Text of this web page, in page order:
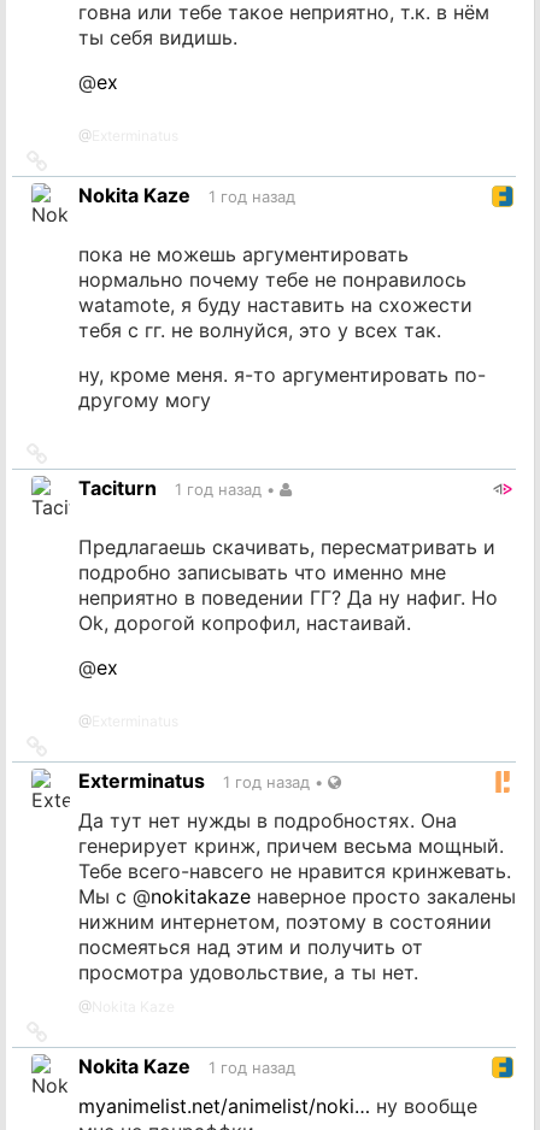
говна или тебе такое неприятно, т.к. в нём
ты себя видишь.
@ex
@
на
источник
Nokita Kaze 1 год назад
пока не можешь аргументировать
нормально почему тебе не понравилось
watamote, я буду наставить на схожести
тебя с гг. не волнуйся, это у всех так.
ну, кроме меня. я-то аргументировать по-
другому могу
на
источник
Taciturn 1 год назад •
Предлагаешь скачивать, пересматривать и
подробно записывать что именно мне
неприятно в поведении ГГ? Да ну нафиг. Но
Ok, дорогой копрофил, настаивай.
@ex
@
на
источник
Exterminatus 1 год назад •
Да тут нет нужды в подробностях. Она
генерирует кринж, причем весьма мощный.
Тебе всего-навсего не нравится кринжевать.
Мы с @nokitakaze наверное просто закалены
нижним интернетом, поэтому в состоянии
посмеяться над этим и получить от
просмотра удовольствие, а ты нет.
@
на
источник
Nokita Kaze 1 год назад
myanimelist.net/animelist/noki… ну вообще